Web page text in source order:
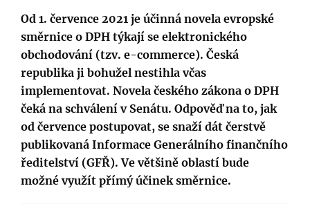
Od 1. července 2021 je účinná novela evropské
směrnice o DPH týkají se elektronického
obchodování (tzv. e-commerce). Česká
republika ji bohužel nestihla včas
implementovat. Novela českého zákona o DPH
čeká na schválení v Senátu. Odpověď na to, jak
od července postupovat, se snaží dát čerstvě
publikovaná Informace Generálního finančního
ředitelství (GFŘ). Ve většině oblastí bude
možné využít přímý účinek směrnice.